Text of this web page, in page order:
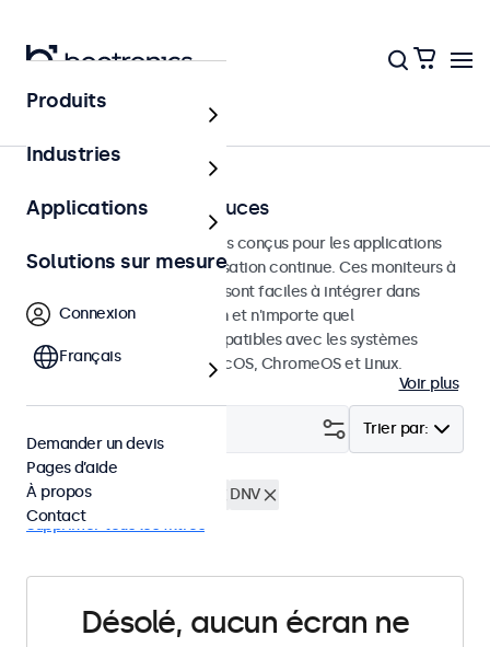
Écrans tactiles
Écrans tactiles 32 pouces
Écrans tactiles de 32 pouces conçus pour les applications
professionnelles et une utilisation continue. Ces moniteurs à
écran tactile de 32 pouces sont faciles à intégrer dans
n'importe quelle application et n'importe quel
environnement et sont compatibles avec les systèmes
d'exploitation Windows, macOS, ChromeOS et Linux.
Voir plus
Trier par:
Écrans tactiles 32 pouces
DNV
Supprimer tous les filtres
Désolé, aucun écran ne
Produits
Industries
Applications
Solutions sur mesure
Connexion
Français
Demander un devis
Pages d’aide
À propos
Contact